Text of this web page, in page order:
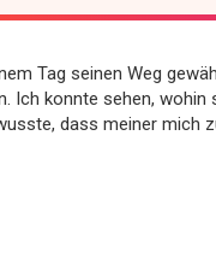
Tag seinen Weg
Ich konnte sehen, wohin
dass meiner mich